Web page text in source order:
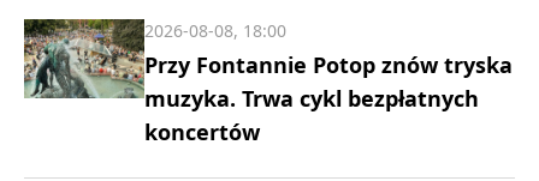
Przy Fontannie Potop znów tryska
muzyka. Trwa cykl bezpłatnych
koncertów
2026-08-08, 18:00